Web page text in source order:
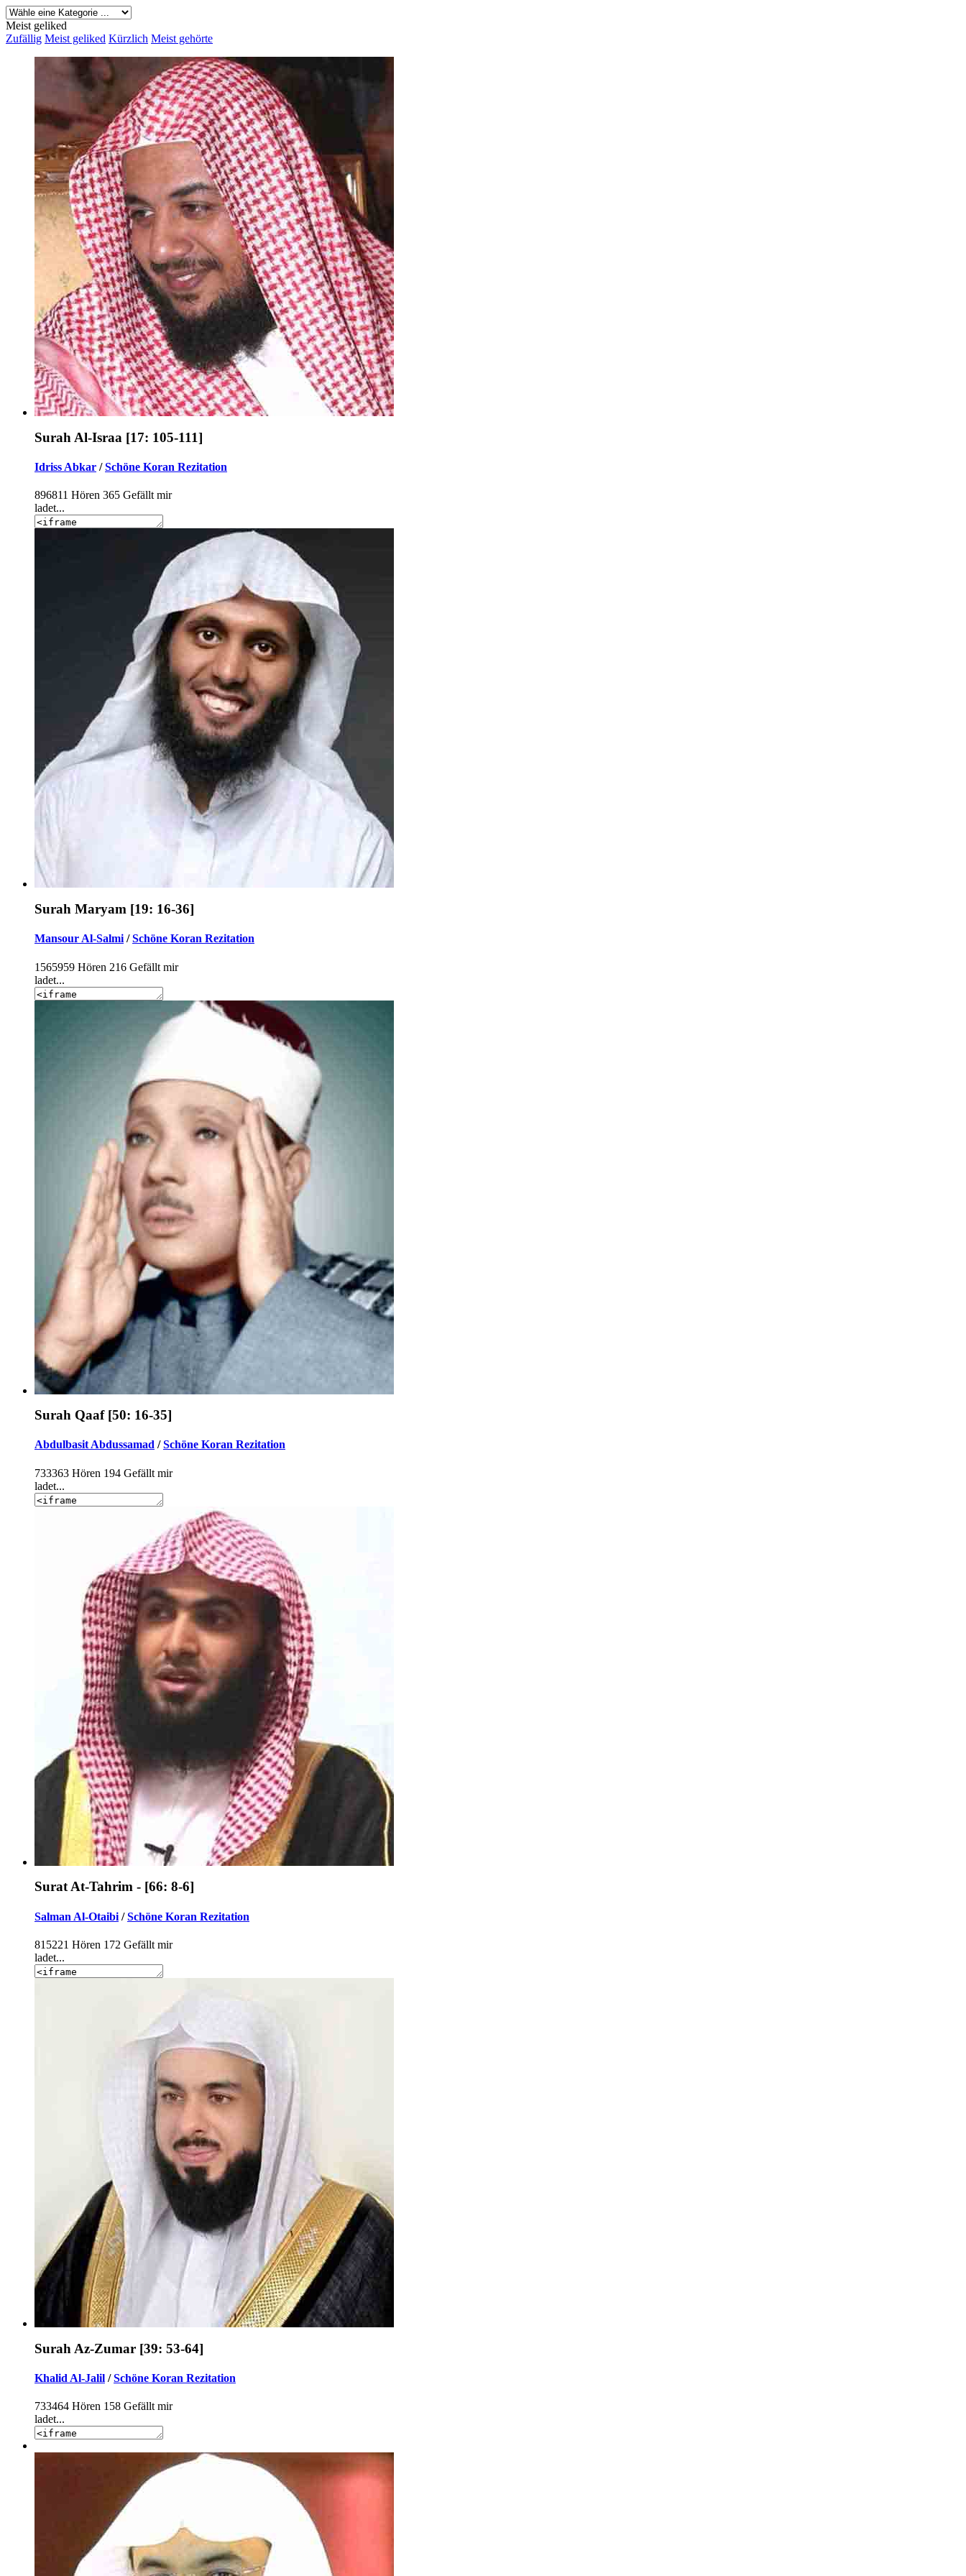
Meist geliked
Zufällig Meist geliked Kürzlich Meist gehörte
Surah Al-Israa [17: 105-111]
Idriss Abkar /Schöne Koran Rezitation
896811 Hören 365 Gefällt mir
ladet...
Surah Maryam [19: 16-36]
Mansour Al-Salmi /Schöne Koran Rezitation
1565959 Hören 216 Gefällt mir
ladet...
Surah Qaaf [50: 16-35]
Abdulbasit Abdussamad /Schöne Koran Rezitation
733363 Hören 194 Gefällt mir
ladet...
Surat At-Tahrim - [66: 8-6]
Salman Al-Otaibi /Schöne Koran Rezitation
815221 Hören 172 Gefällt mir
ladet...
Surah Az-Zumar [39: 53-64]
Khalid Al-Jalil /Schöne Koran Rezitation
733464 Hören 158 Gefällt mir
ladet...